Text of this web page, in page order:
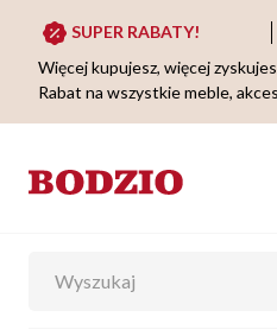
SUPER RABATY!
Więcej kupujesz, więcej
Rabat na wszystkie meble,